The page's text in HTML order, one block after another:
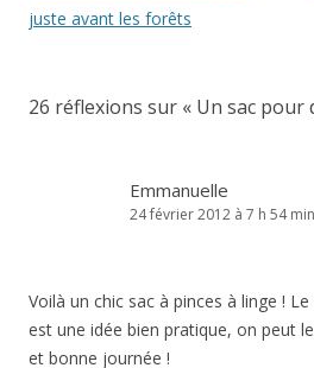
des
juste avant les forêts
26 réflexions sur « Un sac pour
Emmanuelle
24 février 2012 à 7 h 54 min
Voilà un chic sac à pinces à linge !
est une idée bien pratique, on peut
et bonne journée !